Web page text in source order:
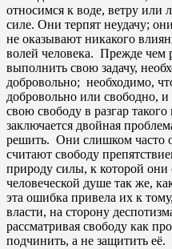
относимся к воде, ветру или
силе. Они терпят неудачу;
не оказывают никакого
волей человека. Прежде чем
выполнить свою задачу,
добровольно; необходимо,
добровольно или свободно,
свою свободу в разгар
заключается двойная
решить. Они слишком часто
считают свободу
природу силы, к которой
человеческой душе так же,
эта ошибка привела их к
власти, на сторону
рассматривая свободу как
подчинить, а не защитить